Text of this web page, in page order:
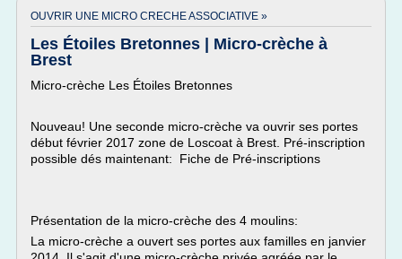
OUVRIR UNE MICRO CRECHE ASSOCIATIVE »
Les Étoiles Bretonnes | Micro-crèche à
Brest
Micro-crèche Les Étoiles Bretonnes
Nouveau! Une seconde micro-crèche va ouvrir ses portes
début février 2017 zone de Loscoat à Brest. Pré-inscription
possible dés maintenant: Fiche de Pré-inscriptions
Présentation de la micro-crèche des 4 moulins:
La micro-crèche a ouvert ses portes aux familles en janvier